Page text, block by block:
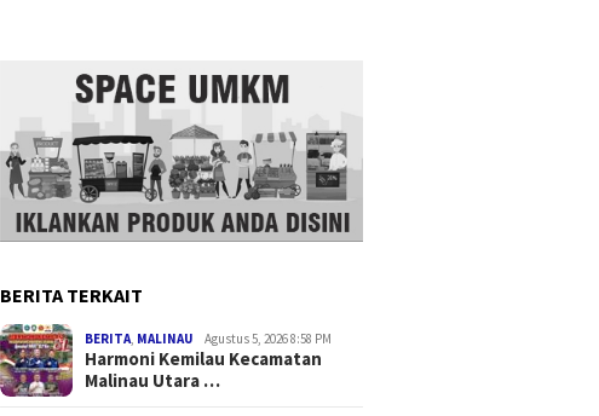
BERITA TERKAIT
BERITA MALINAU Agustus 5, 2026 8:58 PM
Harmoni Kemilau Kecamatan
Malinau Utara …